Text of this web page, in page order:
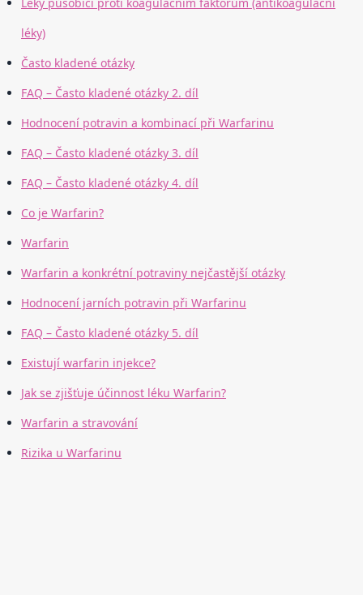
Léky působící proti koagulačním faktorům (antikoagulační
léky)
Často kladené otázky
FAQ – Často kladené otázky 2. díl
Hodnocení potravin a kombinací při Warfarinu
FAQ – Často kladené otázky 3. díl
FAQ – Často kladené otázky 4. díl
Co je Warfarin?
Warfarin
Warfarin a konkrétní potraviny nejčastější otázky
Hodnocení jarních potravin při Warfarinu
FAQ – Často kladené otázky 5. díl
Existují warfarin injekce?
Jak se zjišťuje účinnost léku Warfarin?
Warfarin a stravování
Rizika u Warfarinu